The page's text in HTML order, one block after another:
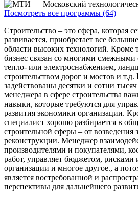
Посмотреть все программы (64)
Строительство – это сфера, которая
развивается, приобретает все
области высоких технологий. Кроме
бизнес связан со многими смежными
тепло- или электроснабжением,
строительством дорог и мостов и
задействованы десятки и сотни
менеджера в сфере строительства
навыки, которые требуются для
развития экономики организации.
специалист хорошо разбирается в
строительной сферы – от возведения
реконструкции. Менеджер
производителями и покупателями,
работ, управляет бюджетом, рисками
организации и многое другое., а
является востребованной и
перспективы для дальнейшего